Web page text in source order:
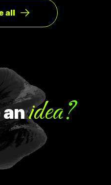
all
idea?